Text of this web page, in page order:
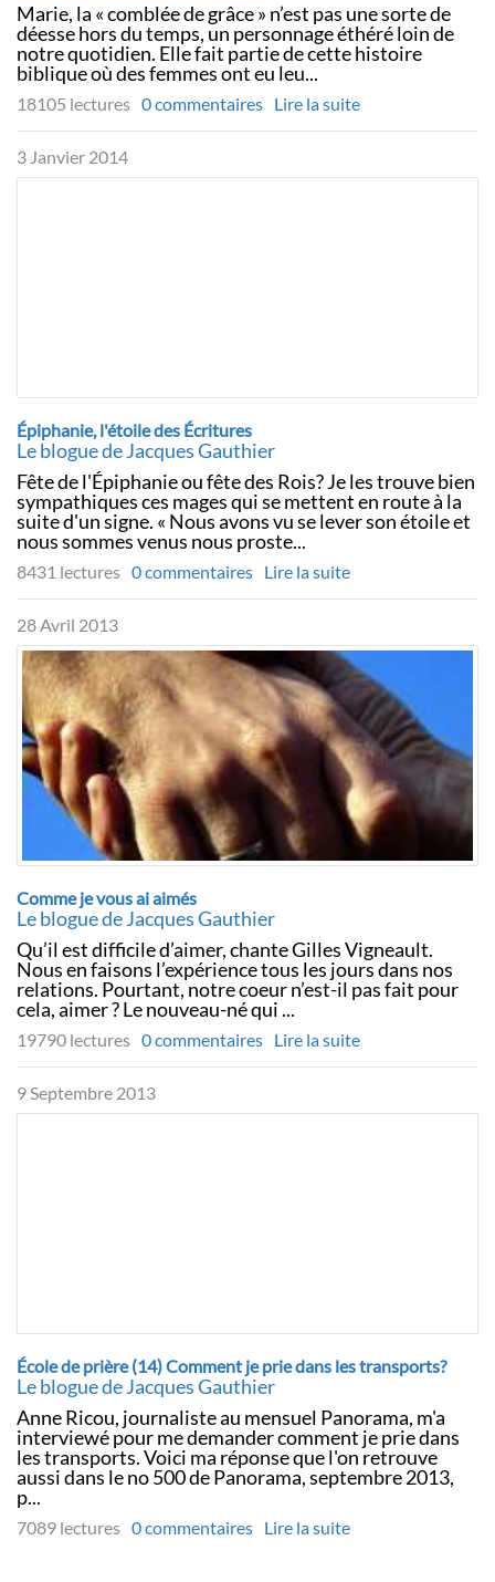
Marie, la « comblée de grâce » n’est pas une sorte de
déesse hors du temps, un personnage éthéré loin de
notre quotidien. Elle fait partie de cette histoire
biblique où des femmes ont eu leu...
18105 lectures 0 commentaires Lire la suite
3 Janvier 2014
Épiphanie, l'étoile des Écritures
Le blogue de Jacques Gauthier
Fête de l'Épiphanie ou fête des Rois? Je les trouve bien
sympathiques ces mages qui se mettent en route à la
suite d'un signe. « Nous avons vu se lever son étoile et
nous sommes venus nous proste...
8431 lectures 0 commentaires Lire la suite
28 Avril 2013
Comme je vous ai aimés
Le blogue de Jacques Gauthier
Qu’il est difficile d’aimer, chante Gilles Vigneault.
Nous en faisons l’expérience tous les jours dans nos
relations. Pourtant, notre coeur n’est-il pas fait pour
cela, aimer ? Le nouveau-né qui ...
19790 lectures 0 commentaires Lire la suite
9 Septembre 2013
École de prière (14) Comment je prie dans les transports?
Le blogue de Jacques Gauthier
Anne Ricou, journaliste au mensuel Panorama, m'a
interviewé pour me demander comment je prie dans
les transports. Voici ma réponse que l'on retrouve
aussi dans le no 500 de Panorama, septembre 2013,
p...
7089 lectures 0 commentaires Lire la suite